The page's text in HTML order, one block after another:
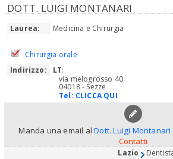
DOTT. LUIGI MONTANARI
Laurea: Medicina e Chirurgia
Chirurgia orale
Indirizzo:
LT:
via melogrosso 40
04018 - Sezze
Tel: CLICCA QUI
Manda una email alDott. Luigi Montanari
Contatti
Lazio